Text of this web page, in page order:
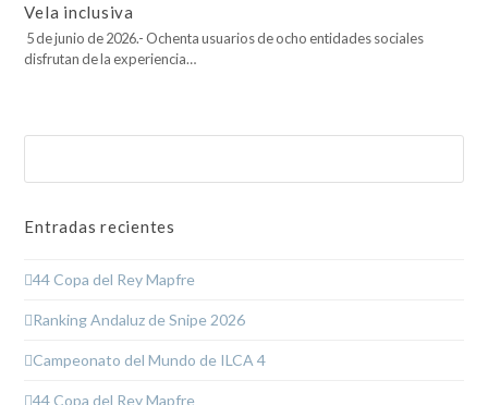
Vela inclusiva
5 de junio de 2026.- Ochenta usuarios de ocho entidades sociales
disfrutan de la experiencia…
Entradas recientes
44 Copa del Rey Mapfre
Ranking Andaluz de Snipe 2026
Campeonato del Mundo de ILCA 4
44 Copa del Rey Mapfre